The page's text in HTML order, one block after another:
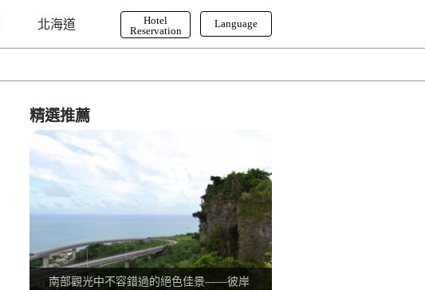
Language
English
Hotel
Reservation
北海道
精選推薦
南部觀光中不容錯過的絕色佳景——彼岸